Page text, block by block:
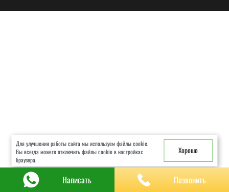
ЧАСТЫЕ ВОПРОСЫ
Для улучшения работы сайта мы используем файлы cookie.
Вы всегда можете отключить файлы cookie в настройках
браузера.
Хорошо
Написать Позвонить